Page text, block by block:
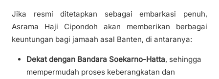
Jika resmi ditetapkan sebagai embarkasi penuh,
Asrama Haji Cipondoh akan memberikan berbagai
keuntungan bagi jamaah asal Banten, di antaranya:
Dekat dengan Bandara Soekarno-Hatta, sehingga
mempermudah proses keberangkatan dan